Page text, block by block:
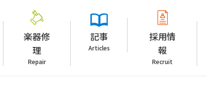
楽器修
理
Repair
記事
Articles
採用情
報
Recruit